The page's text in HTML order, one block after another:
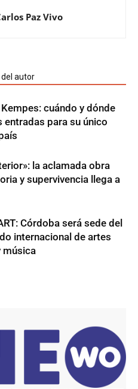
Paz Vivo
del autor
cuándo y dónde
entradas para su único
la aclamada obra
y supervivencia llega a
Córdoba será sede del
internacional de artes
música